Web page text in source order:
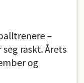
–
raskt. Årets
og